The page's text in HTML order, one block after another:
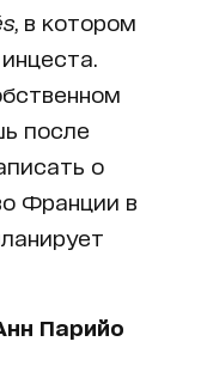
, в котором
после
о
Франции в
Парийо